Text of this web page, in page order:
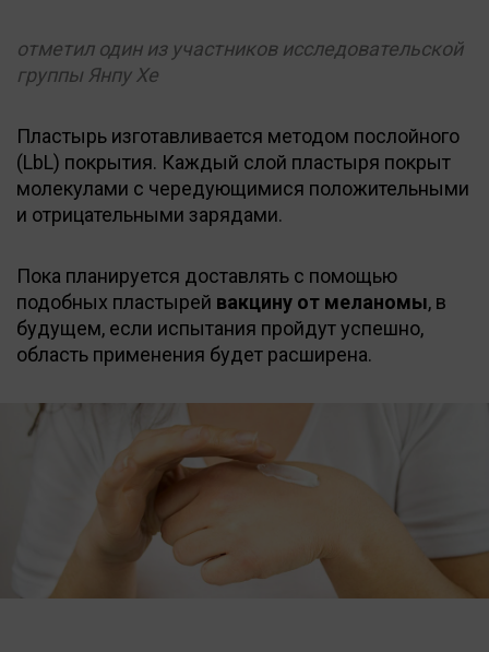
отметил один из участников исследовательской
группы Янпу Хе
Пластырь изготавливается методом послойного
(LbL) покрытия. Каждый слой пластыря покрыт
молекулами с чередующимися положительными
и отрицательными зарядами.
Пока планируется доставлять с помощью
подобных пластырей вакцину от меланомы, в
будущем, если испытания пройдут успешно,
область применения будет расширена.